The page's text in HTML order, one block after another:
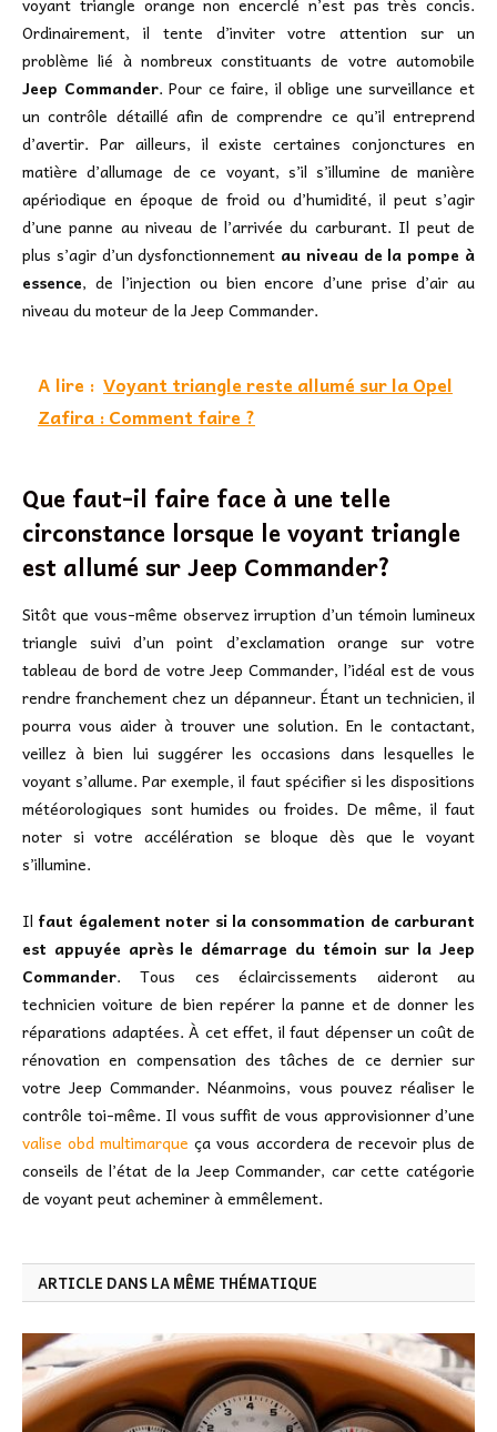
Ordinairement, il tente d’inviter votre attention sur un
problème lié à nombreux constituants de votre automobile
Jeep Commander. Pour ce faire, il oblige une surveillance et
un contrôle détaillé afin de comprendre ce qu’il entreprend
d’avertir. Par ailleurs, il existe certaines conjonctures en
matière d’allumage de ce voyant, s’il s’illumine de manière
apériodique en époque de froid ou d’humidité, il peut s’agir
d’une panne au niveau de l’arrivée du carburant. Il peut de
plus s’agir d’un dysfonctionnement au niveau de la pompe à
essence, de l’injection ou bien encore d’une prise d’air au
niveau du moteur de la Jeep Commander.
A lire : Voyant triangle reste allumé sur la Opel
Zafira : Comment faire ?
Que faut-il faire face à une telle
circonstance lorsque le voyant triangle
est allumé sur Jeep Commander?
Sitôt que vous-même observez irruption d’un témoin lumineux
triangle suivi d’un point d’exclamation orange sur votre
tableau de bord de votre Jeep Commander, l’idéal est de vous
rendre franchement chez un dépanneur. Étant un technicien, il
pourra vous aider à trouver une solution. En le contactant,
veillez à bien lui suggérer les occasions dans lesquelles le
voyant s’allume. Par exemple, il faut spécifier si les dispositions
météorologiques sont humides ou froides. De même, il faut
noter si votre accélération se bloque dès que le voyant
s’illumine.
Il faut également noter si la consommation de carburant
est appuyée après le démarrage du témoin sur la Jeep
Commander. Tous ces éclaircissements aideront au
technicien voiture de bien repérer la panne et de donner les
réparations adaptées. À cet effet, il faut dépenser un coût de
rénovation en compensation des tâches de ce dernier sur
votre Jeep Commander. Néanmoins, vous pouvez réaliser le
contrôle toi-même. Il vous suffit de vous approvisionner d’une
valise obd multimarque ça vous accordera de recevoir plus de
conseils de l’état de la Jeep Commander, car cette catégorie
de voyant peut acheminer à emmêlement.
ARTICLE DANS LA MÊME THÉMATIQUE